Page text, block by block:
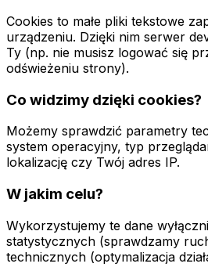
Cookies to małe pliki tekstowe
urządzeniu. Dzięki nim serwer
Ty (np. nie musisz logować się
odświeżeniu strony).
Co widzimy dzięki cookies?
Możemy sprawdzić parametry
system operacyjny, typ
lokalizację czy Twój adres IP.
W jakim celu?
Wykorzystujemy te dane
statystycznych (sprawdzamy
technicznych (optymalizacja